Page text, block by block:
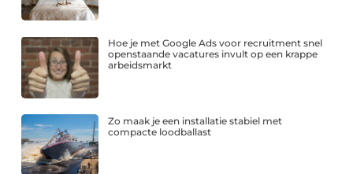
Hoe je met Google Ads voor recruitment snel
openstaande vacatures invult op een krappe
arbeidsmarkt
Zo maak je een installatie stabiel met
compacte loodballast